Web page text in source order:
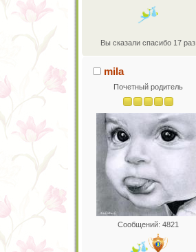
Вы сказали спасибо 17 раз
mila
Почетный родитель
Сообщений: 4821